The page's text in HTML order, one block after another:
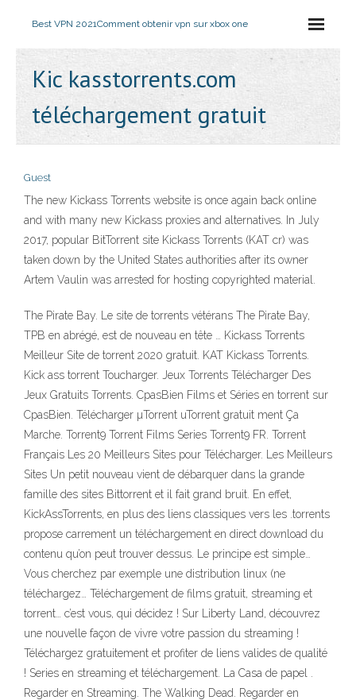
Best VPN 2021Comment obtenir vpn sur xbox one
Kic kasstorrents.com
téléchargement gratuit
Guest
The new Kickass Torrents website is once again back online
and with many new Kickass proxies and alternatives. In July
2017, popular BitTorrent site Kickass Torrents (KAT cr) was
taken down by the United States authorities after its owner
Artem Vaulin was arrested for hosting copyrighted material.
The Pirate Bay. Le site de torrents vétérans The Pirate Bay,
TPB en abrégé, est de nouveau en tête … Kickass Torrents
Meilleur Site de torrent 2020 gratuit. KAT Kickass Torrents.
Kick ass torrent Toucharger. Jeux Torrents Télécharger Des
Jeux Gratuits Torrents. CpasBien Films et Séries en torrent sur
CpasBien. Télécharger µTorrent uTorrent gratuit ment Ça
Marche. Torrent9 Torrent Films Series Torrent9 FR. Torrent
Français Les 20 Meilleurs Sites pour Télécharger. Les Meilleurs
Sites Un petit nouveau vient de débarquer dans la grande
famille des sites Bittorrent et il fait grand bruit. En effet,
KickAssTorrents, en plus des liens classiques vers les .torrents
propose carrement un téléchargement en direct download du
contenu qu’on peut trouver dessus. Le principe est simple…
Vous cherchez par exemple une distribution linux (ne
téléchargez… Téléchargement de films gratuit, streaming et
torrent… c’est vous, qui décidez ! Sur Liberty Land, découvrez
une nouvelle façon de vivre votre passion du streaming !
Téléchargez gratuitement et profiter de liens valides de qualité
! Series en streaming et téléchargement. La Casa de papel .
Regarder en Streaming. The Walking Dead. Regarder en